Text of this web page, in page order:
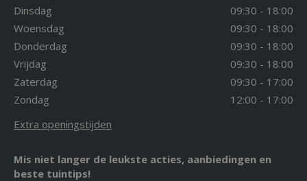
Dinsdag
09:30 - 18:00
Woensdag
09:30 - 18:00
Donderdag
09:30 - 18:00
Vrijdag
09:30 - 18:00
Zaterdag
09:30 - 17:00
Zondag
12:00 - 17:00
Extra openingstijden
Mis niet langer de leukste acties, aanbiedingen en
beste tuintips!